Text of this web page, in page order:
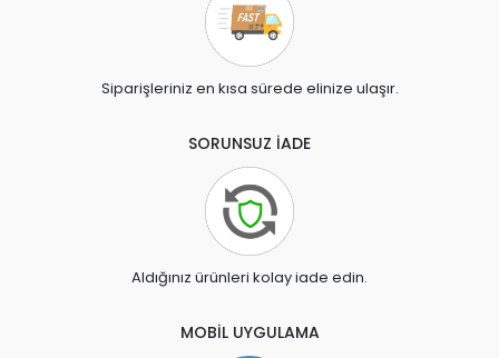
Siparişleriniz en kısa sürede elinize ulaşır.
SORUNSUZ İADE
Aldığınız ürünleri kolay iade edin.
MOBİL UYGULAMA